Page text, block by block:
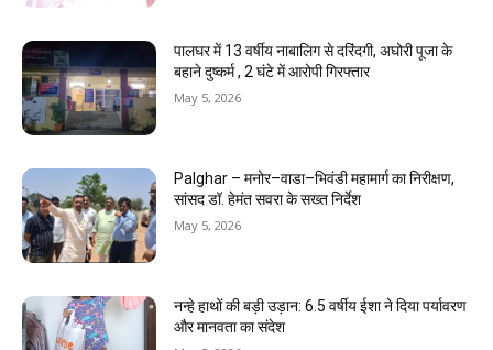
पालघर में 13 वर्षीय नाबालिग से दरिंदगी, अघोरी पूजा के
बहाने दुष्कर्म , 2 घंटे में आरोपी गिरफ्तार
May 5, 2026
Palghar – मनोर–वाडा–भिवंडी महामार्ग का निरीक्षण,
सांसद डॉ. हेमंत सवरा के सख्त निर्देश
May 5, 2026
नन्हे हाथों की बड़ी उड़ान: 6.5 वर्षीय ईशा ने दिया पर्यावरण
और मानवता का संदेश